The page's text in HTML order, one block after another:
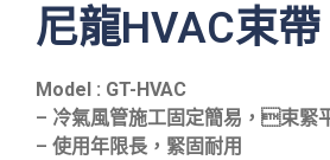
尼龍HVAC束帶
Model : GT-HVAC
– 冷氣風管施工固定簡易，束緊
– 使用年限長，緊固耐用